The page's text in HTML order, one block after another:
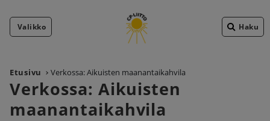
Valikko Haku
Etusivu Verkossa: Aikuisten maanantaikahvila
Verkossa: Aikuisten
maanantaikahvila